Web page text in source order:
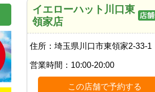
イエローハット川口東
領家店
住所： 埼玉県川口市東領家2-33-1
営業時間： 10:00-20:00
この店舗で予約する